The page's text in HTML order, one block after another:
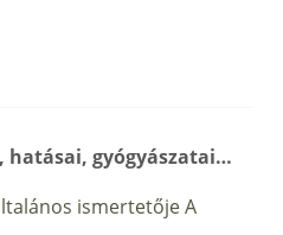
hatásai, gyógyászatai…
ismertetője A